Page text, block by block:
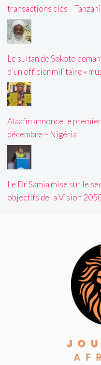
transactions clés –
Le sultan de Sokoto
d’un officier militaire «
Alaafin annonce le
décembre – Nigéria
Le Dr Samia mise sur le
objectifs de la Vision 2050